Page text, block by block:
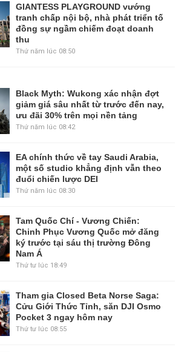
GIANTESS PLAYGROUND vướng
tranh chấp nội bộ, nhà phát triển tố
đồng sự ngầm chiếm đoạt doanh
thu
Thứ năm lúc 08:50
Black Myth: Wukong xác nhận đợt
giảm giá sâu nhất từ trước đến nay,
ưu đãi 30% trên mọi nền tảng
Thứ năm lúc 08:42
EA chính thức về tay Saudi Arabia,
một số studio khẳng định vẫn theo
đuổi chiến lược DEI
Thứ năm lúc 08:30
Tam Quốc Chí - Vương Chiến:
Chinh Phục Vương Quốc mở đăng
ký trước tại sáu thị trường Đông
Nam Á
Thứ tư lúc 18:49
Tham gia Closed Beta Norse Saga:
Cửu Giới Thức Tỉnh, săn DJI Osmo
Pocket 3 ngay hôm nay
Thứ tư lúc 08:55